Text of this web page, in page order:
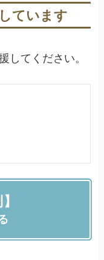
ています
してください。